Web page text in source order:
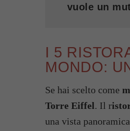
vuole un
I 5
MONDO:
Se hai scelto come
Torre Eiffel. Il r
una vista